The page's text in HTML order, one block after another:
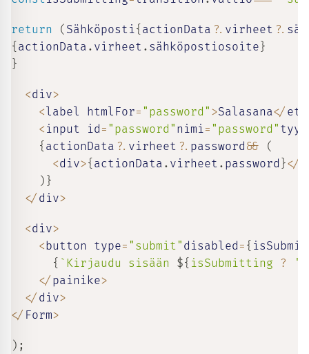
return ( Sähköposti{ actionData ?. virheet ?.
{ actionData . virheet . sähköpostiosoite }
}
<div>
< label htmlFor= "password" >Salasana</
< input id = "password" nimi= "password"
{ actionData ?. virheet ?. password &&
(
<div>{ actionData . virheet . password }</
) }
</ div>
<div>
<button type= "submit" disabled = {
{ ` Kirjaudu sisään ${ isSubmitting ?
</ painike>
</ div>
</ Form>
) ;